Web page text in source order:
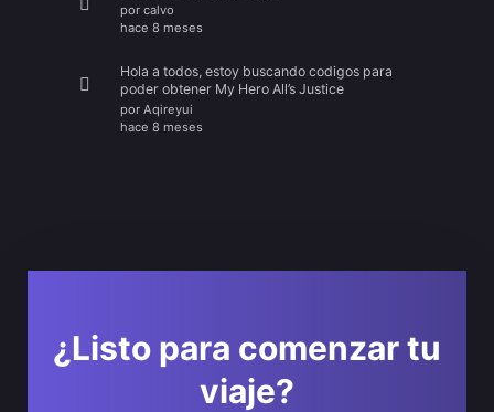
por calvo
hace 8 meses
Hola a todos, estoy buscando codigos para
poder obtener My Hero All’s Justice
por Aqireyui
hace 8 meses
¿Listo para comenzar tu
viaje?